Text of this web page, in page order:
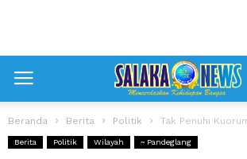
Beranda Berita Politik Tak Penuhi Kuorum, Rapat
Berita Politik Wilayah ~ Pandeglang